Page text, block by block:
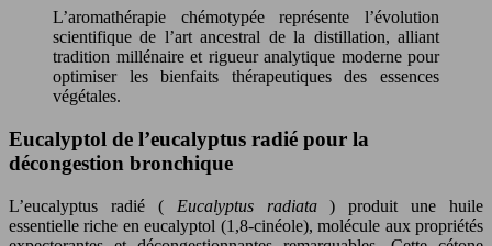
L’aromathérapie chémotypée représente l’évolution
scientifique de l’art ancestral de la distillation, alliant
tradition millénaire et rigueur analytique moderne pour
optimiser les bienfaits thérapeutiques des essences
végétales.
Eucalyptol de l’eucalyptus radié pour la
décongestion bronchique
L’eucalyptus radié ( Eucalyptus radiata) produit une huile
essentielle riche en eucalyptol (1,8-cinéole), molécule aux propriétés